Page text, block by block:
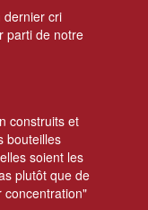
dernier cri
parti de notre
construits et
bouteilles
soient les
plutôt que de
concentration"